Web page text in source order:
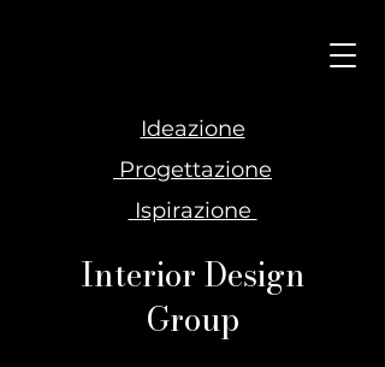
Ideazione
Progettazione
Ispirazione
Interior Design
Group